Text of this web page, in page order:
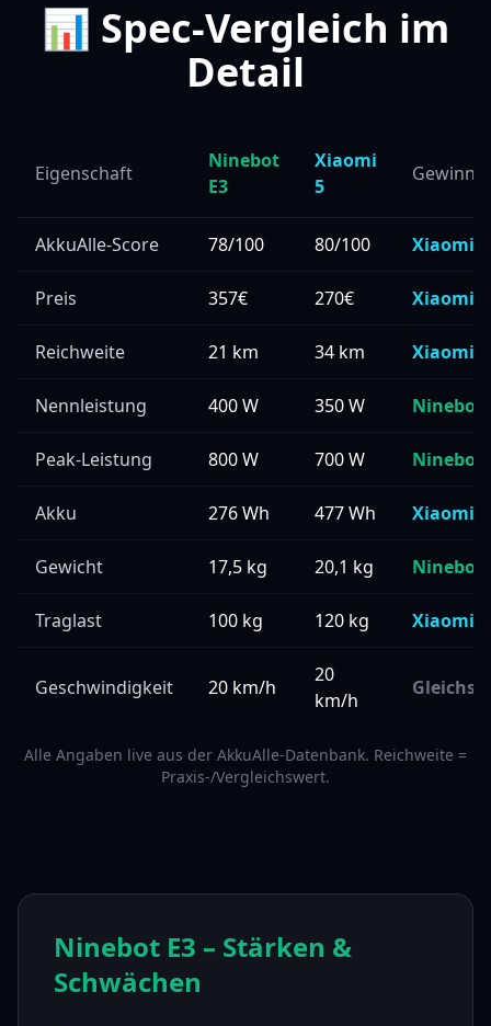
📊 Spec-Vergleich im
Detail
Eigenschaft
Ninebot
E3
Xiaomi
5
AkkuAlle-Score 78/100 80/100 Xiaomi 5
Preis 357€ 270€ Xiaomi 5
Reichweite 21 km 34 km Xiaomi 5
Nennleistung 400 W 350 W Ninebot
Peak-Leistung 800 W 700 W Ninebot
Akku 276 Wh 477 Wh Xiaomi 5
Gewicht 17,5 kg 20,1 kg Ninebot
Traglast 100 kg 120 kg Xiaomi 5
Geschwindigkeit 20 km/h
20
km/h
Alle Angaben live aus der AkkuAlle-Datenbank. Reichweite =
Praxis-/Vergleichswert.
Ninebot E3 – Stärken &
Schwächen